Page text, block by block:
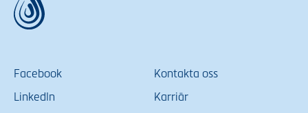
Facebook
LinkedIn
Kontakta oss
Karriär